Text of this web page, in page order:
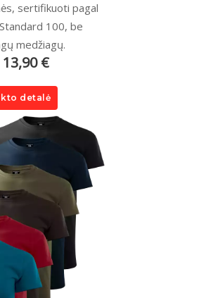
sertifikuoti pagal
100, be
medžiagų.
€
detalė